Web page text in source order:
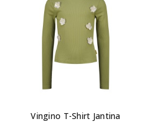
Vingino T-Shirt Jantina